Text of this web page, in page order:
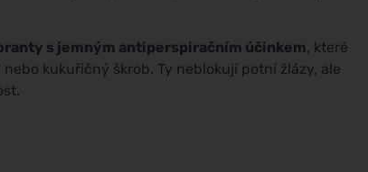
s jemným antiperspiračním účinkem, které
kukuřičný škrob. Ty neblokují potní žlázy, ale